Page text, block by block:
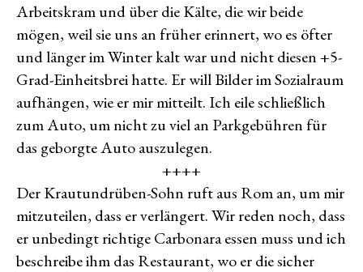
Arbeitskram und über die Kälte, die wir beide
mögen, weil sie uns an früher erinnert, wo es öfter
und länger im Winter kalt war und nicht diesen +5-
Grad-Einheitsbrei hatte. Er will Bilder im Sozialraum
aufhängen, wie er mir mitteilt. Ich eile schließlich
zum Auto, um nicht zu viel an Parkgebühren für
das geborgte Auto auszulegen.
++++
Der Krautundrüben-Sohn ruft aus Rom an, um mir
mitzuteilen, dass er verlängert. Wir reden noch, dass
er unbedingt richtige Carbonara essen muss und ich
beschreibe ihm das Restaurant, wo er die sicher